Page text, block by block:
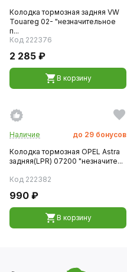
Колодка тормозная задняя VW
Touareg 02- "незначительное
п...
Код 222376
2 285 ₽
В корзину
Наличие до 29 бонусов
Колодка тормозная OPEL Astra
задняя(LPR) 07200 "незначите...
Код 222382
990 ₽
В корзину